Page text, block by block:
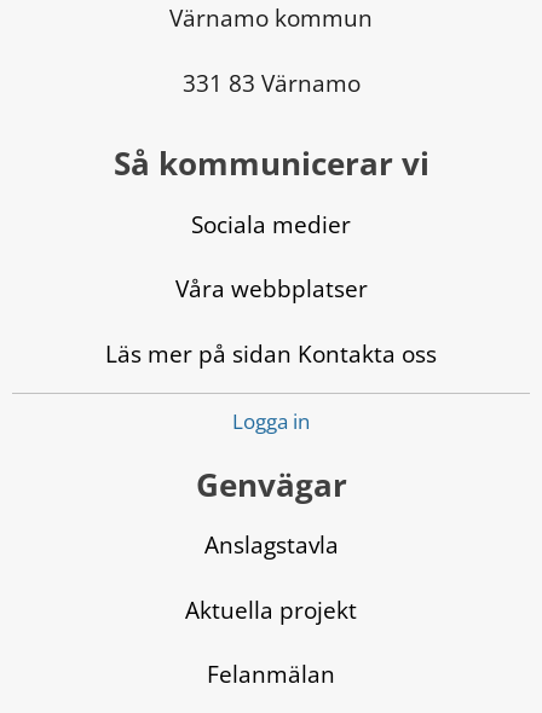
Värnamo kommun
331 83 Värnamo
Så kommunicerar vi
Sociala medier
Våra webbplatser
Läs mer på sidan Kontakta oss
Logga in
Genvägar
Anslagstavla
Aktuella projekt
Felanmälan